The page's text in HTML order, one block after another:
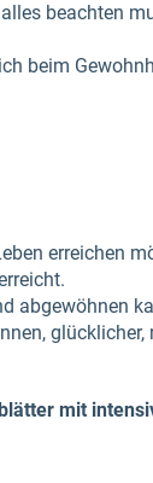
beachten
beim
erreichen
abgewöhnen
mit